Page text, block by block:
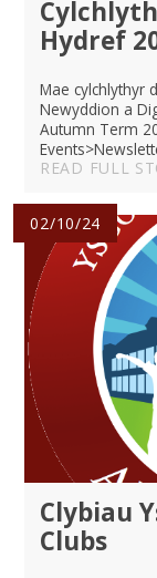
Hydref
Mae cylchlythyr
Newyddion a
Autumn Term
READ FULL
02/10/24
Clybiau
Clubs